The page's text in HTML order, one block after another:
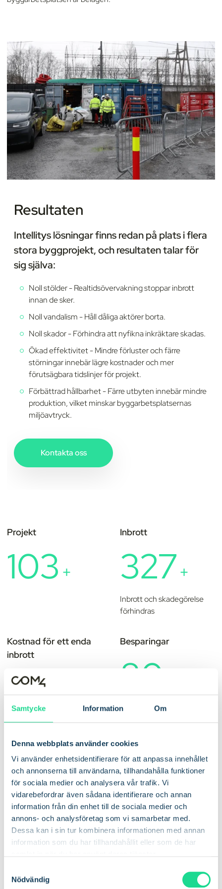
Samtycke Information Om
Denna webbplats använder cookies
Vi använder enhetsidentifierare för att anpassa innehållet
och annonserna till användarna, tillhandahålla funktioner
för sociala medier och analysera vår trafik. Vi
vidarebefordrar även sådana identifierare och annan
information från din enhet till de sociala medier och
annons- och analysföretag som vi samarbetar med.
Dessa kan i sin tur kombinera informationen med annan
information som du har tillhandahållit eller som de har
Nödvändig
Resultaten
Intellitys lösningar finns redan på plats i flera
stora byggprojekt, och resultaten talar för
sig själva:
Noll stölder - Realtidsövervakning stoppar inbrott
innan de sker.
Noll vandalism - Håll dåliga aktörer borta.
Noll skador - Förhindra att nyfikna inkräktare skadas.
Ökad effektivitet - Mindre förluster och färre
störningar innebär lägre kostnader och mer
förutsägbara tidslinjer för projekt.
Förbättrad hållbarhet - Färre utbyten innebär mindre
produktion, vilket minskar byggarbetsplatsernas
miljöavtryck.
Kontakta oss
Projekt
103 +
Inbrott
327+
Inbrott och skadegörelse
förhindras
Kostnad för ett enda
inbrott
250+
Ett enda inbrott kan kosta
exklusive förlorad arbetstid
Besparingar
80
"Säkerhet på
byggarbetsplatser handlar
inte bara om att skydda